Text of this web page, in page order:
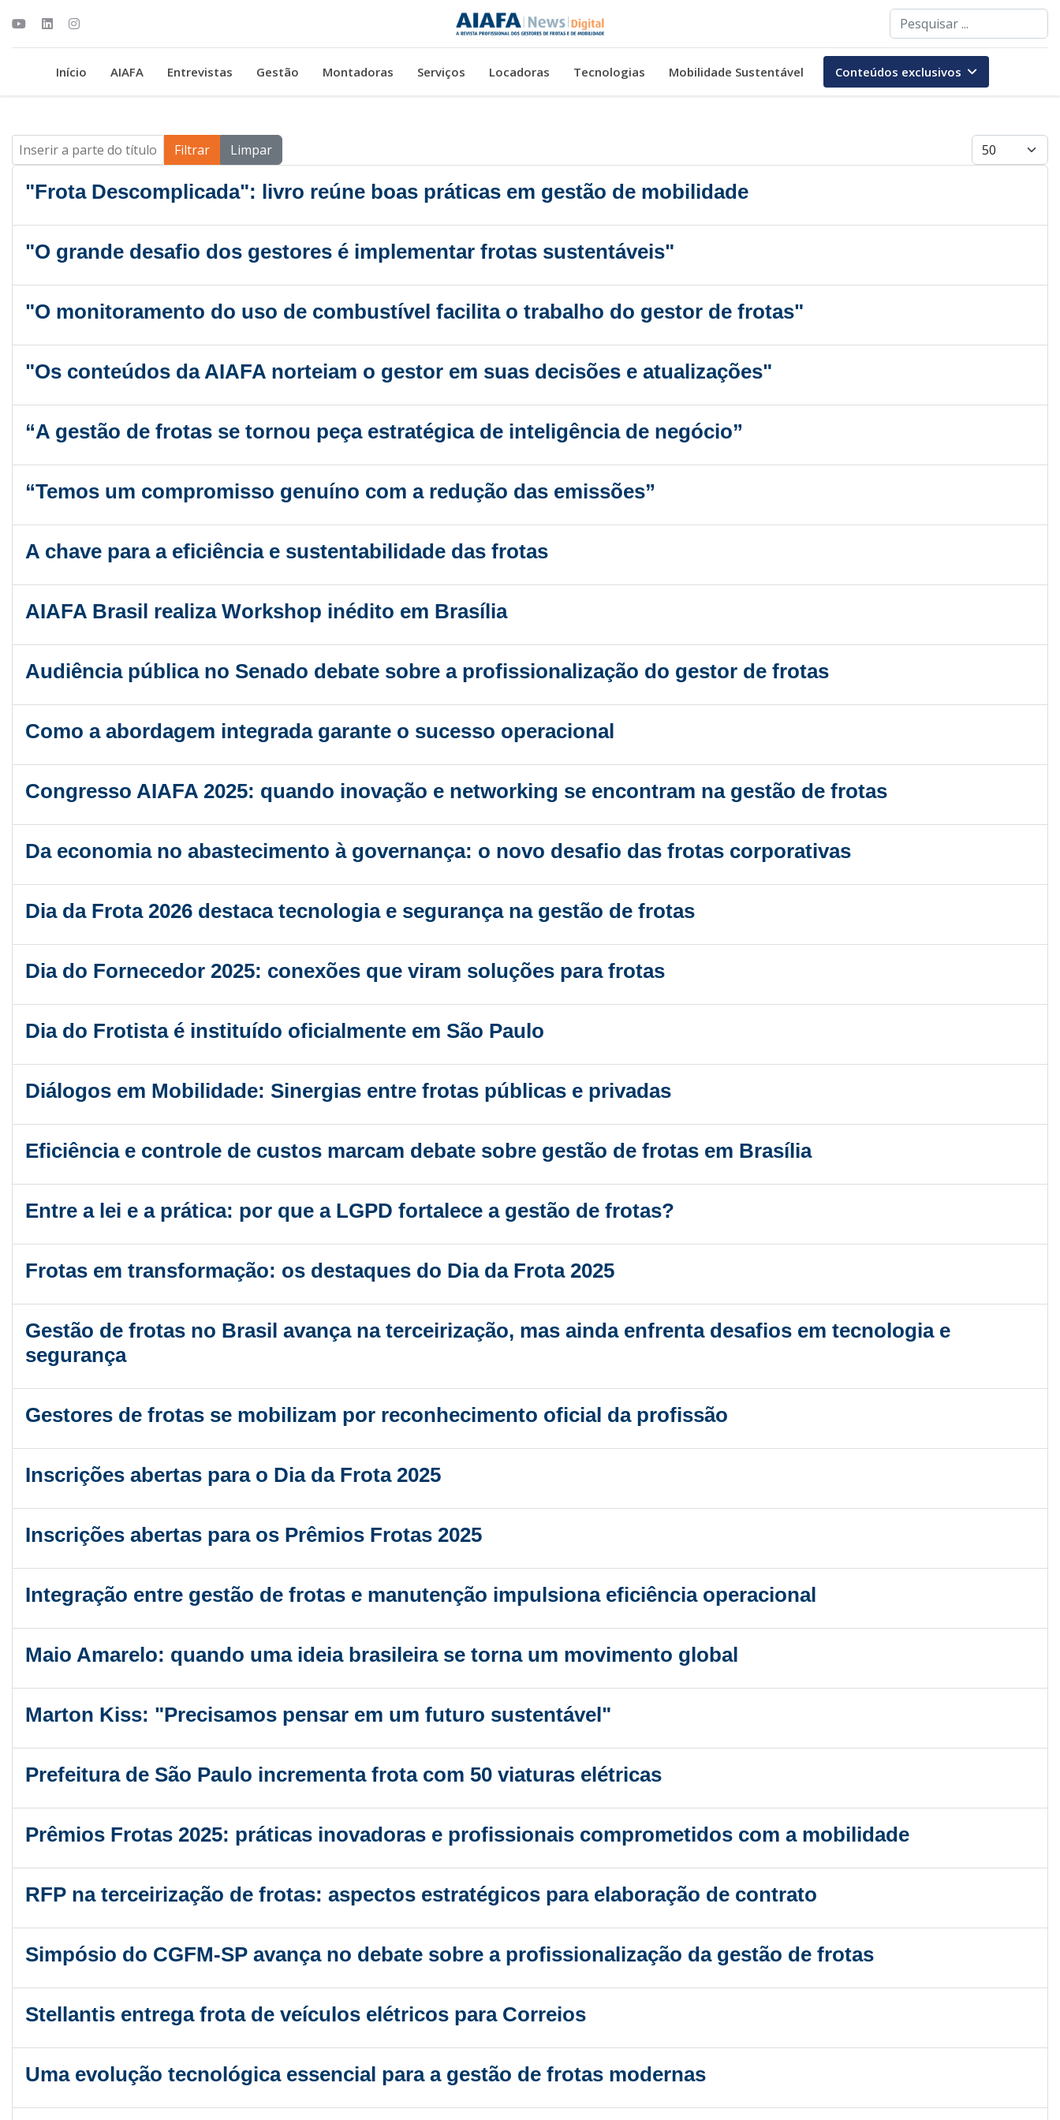
Pesquisar
Início AIAFA Entrevistas Gestão Montadoras Serviços Locadoras Tecnologias Mobilidade Sustentável Conteúdos exclusivos
Inserir a parte do título Filtrar Limpar Mostrar #
"Frota Descomplicada": livro reúne boas práticas em gestão de mobilidade
"O grande desafio dos gestores é implementar frotas sustentáveis"
"O monitoramento do uso de combustível facilita o trabalho do gestor de frotas"
"Os conteúdos da AIAFA norteiam o gestor em suas decisões e atualizações"
“A gestão de frotas se tornou peça estratégica de inteligência de negócio”
“Temos um compromisso genuíno com a redução das emissões”
A chave para a eficiência e sustentabilidade das frotas
AIAFA Brasil realiza Workshop inédito em Brasília
Audiência pública no Senado debate sobre a profissionalização do gestor de frotas
Como a abordagem integrada garante o sucesso operacional
Congresso AIAFA 2025: quando inovação e networking se encontram na gestão de frotas
Da economia no abastecimento à governança: o novo desafio das frotas corporativas
Dia da Frota 2026 destaca tecnologia e segurança na gestão de frotas
Dia do Fornecedor 2025: conexões que viram soluções para frotas
Dia do Frotista é instituído oficialmente em São Paulo
Diálogos em Mobilidade: Sinergias entre frotas públicas e privadas
Eficiência e controle de custos marcam debate sobre gestão de frotas em Brasília
Entre a lei e a prática: por que a LGPD fortalece a gestão de frotas?
Frotas em transformação: os destaques do Dia da Frota 2025
Gestão de frotas no Brasil avança na terceirização, mas ainda enfrenta desafios em tecnologia e
segurança
Gestores de frotas se mobilizam por reconhecimento oficial da profissão
Inscrições abertas para o Dia da Frota 2025
Inscrições abertas para os Prêmios Frotas 2025
Integração entre gestão de frotas e manutenção impulsiona eficiência operacional
Maio Amarelo: quando uma ideia brasileira se torna um movimento global
Marton Kiss: "Precisamos pensar em um futuro sustentável"
Prefeitura de São Paulo incrementa frota com 50 viaturas elétricas
Prêmios Frotas 2025: práticas inovadoras e profissionais comprometidos com a mobilidade
RFP na terceirização de frotas: aspectos estratégicos para elaboração de contrato
Simpósio do CGFM-SP avança no debate sobre a profissionalização da gestão de frotas
Stellantis entrega frota de veículos elétricos para Correios
Uma evolução tecnológica essencial para a gestão de frotas modernas